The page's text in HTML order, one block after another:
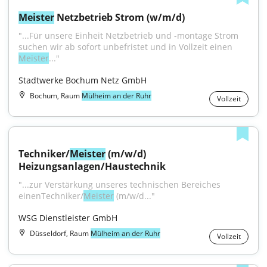
Meister Netzbetrieb Strom (w/m/d)
"...Für unsere Einheit Netzbetrieb und -montage Strom
Meister..."
Stadtwerke Bochum Netz GmbH
Bochum, Raum Mülheim an der Ruhr Vollzeit
Techniker/Meister (m/w/d)
Heizungsanlagen/Haustechnik
"...zur Verstärkung unseres technischen Bereiches
einenTechniker/Meister (m/w/d..."
WSG Dienstleister GmbH
Düsseldorf, Raum Mülheim an der Ruhr Vollzeit